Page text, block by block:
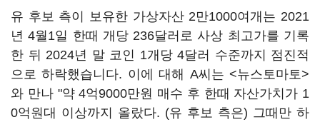
유 후보 측이 보유한 가상자산 2만1000여개는 2021
년 4월1일 한때 개당 236달러로 사상 최고가를 기록
한 뒤 2024년 말 코인 1개당 4달러 수준까지 점진적
으로 하락했습니다. 이에 대해 A씨는 <뉴스토마토>
와 만나 "약 4억9000만원 매수 후 한때 자산가치가 1
0억원대 이상까지 올랐다. (유 후보 측은) 그때만 하